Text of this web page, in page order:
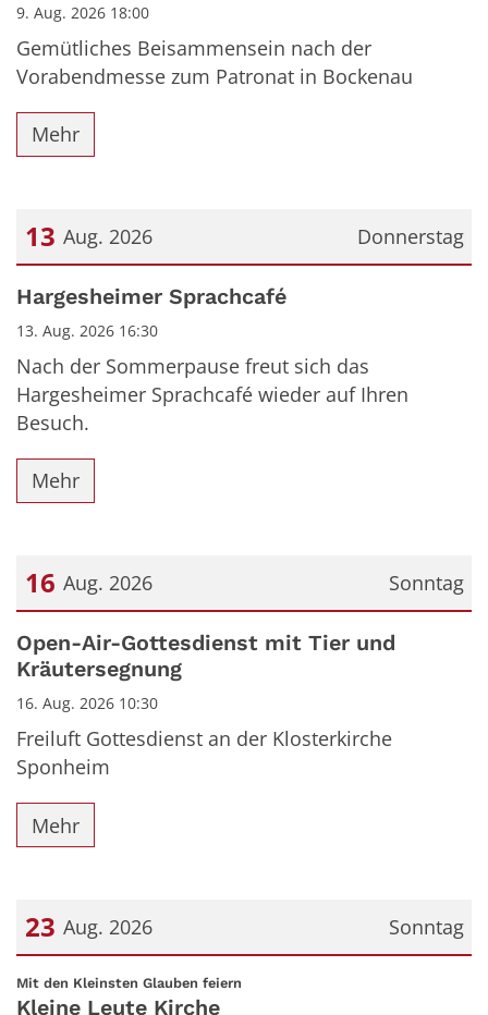
9. Aug. 2026 18:00
Gemütliches Beisammensein nach der
Vorabendmesse zum Patronat in Bockenau
Mehr
Donnerstag
13 Aug. 2026
Datum: 13. August 2026
Hargesheimer Sprachcafé
13. Aug. 2026 16:30
Nach der Sommerpause freut sich das
Hargesheimer Sprachcafé wieder auf Ihren
Besuch.
Mehr
Sonntag
16 Aug. 2026
Datum: 16. August 2026
Open-Air-Gottesdienst mit Tier und
Kräutersegnung
16. Aug. 2026 10:30
Freiluft Gottesdienst an der Klosterkirche
Sponheim
Mehr
Sonntag
23 Aug. 2026
Datum: 23. August 2026
Mit den Kleinsten Glauben feiern
Kleine Leute Kirche